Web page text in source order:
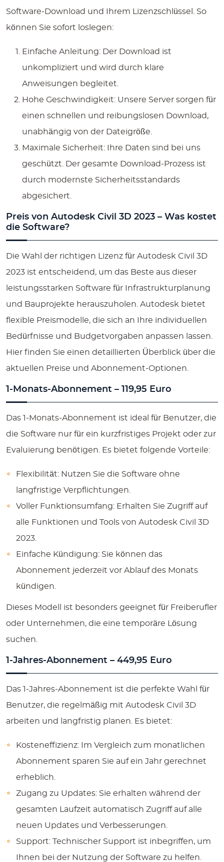
Software-Download und Ihrem Lizenzschlüssel. So
können Sie sofort loslegen:
Einfache Anleitung: Der Download ist
unkompliziert und wird durch klare
Anweisungen begleitet.
Hohe Geschwindigkeit: Unsere Server sorgen für
einen schnellen und reibungslosen Download,
unabhängig von der Dateigröße.
Maximale Sicherheit: Ihre Daten sind bei uns
geschützt. Der gesamte Download-Prozess ist
durch modernste Sicherheitsstandards
abgesichert.
Preis von Autodesk Civil 3D 2023 – Was kostet
die Software?
Die Wahl der richtigen Lizenz für Autodesk Civil 3D
2023 ist entscheidend, um das Beste aus dieser
leistungsstarken Software für Infrastrukturplanung
und Bauprojekte herauszuholen. Autodesk bietet
flexible Preismodelle, die sich an Ihre individuellen
Bedürfnisse und Budgetvorgaben anpassen lassen.
Hier finden Sie einen detaillierten Überblick über die
aktuellen Preise und Abonnement-Optionen.
1-Monats-Abonnement – 119,95 Euro
Das 1-Monats-Abonnement ist ideal für Benutzer, die
die Software nur für ein kurzfristiges Projekt oder zur
Evaluierung benötigen. Es bietet folgende Vorteile:
Flexibilität: Nutzen Sie die Software ohne
langfristige Verpflichtungen.
Voller Funktionsumfang: Erhalten Sie Zugriff auf
alle Funktionen und Tools von Autodesk Civil 3D
2023.
Einfache Kündigung: Sie können das
Abonnement jederzeit vor Ablauf des Monats
kündigen.
Dieses Modell ist besonders geeignet für Freiberufler
oder Unternehmen, die eine temporäre Lösung
suchen.
1-Jahres-Abonnement – 449,95 Euro
Das 1-Jahres-Abonnement ist die perfekte Wahl für
Benutzer, die regelmäßig mit Autodesk Civil 3D
arbeiten und langfristig planen. Es bietet:
Kosteneffizienz: Im Vergleich zum monatlichen
Abonnement sparen Sie auf ein Jahr gerechnet
erheblich.
Zugang zu Updates: Sie erhalten während der
gesamten Laufzeit automatisch Zugriff auf alle
neuen Updates und Verbesserungen.
Support: Technischer Support ist inbegriffen, um
Ihnen bei der Nutzung der Software zu helfen.